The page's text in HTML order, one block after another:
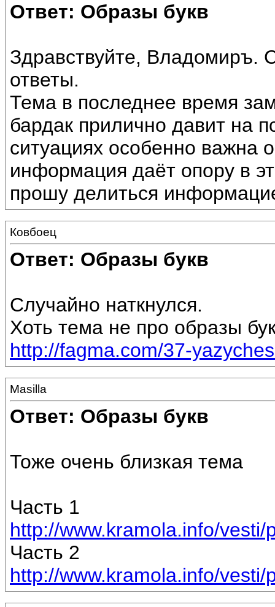
Ответ: Образы букв
Здравствуйте, Владомиръ.
ответы.
Тема в последнее время
бардак прилично давит на
ситуациях особенно важна
информация даёт опору в
прошу делиться
Ковбоец
Ответ: Образы букв
Случайно наткнулся.
Хоть тема не про образы
http://fagma.com/37-
Masilla
Ответ: Образы букв
Тоже очень близкая тема
Часть 1
http://www.kramola.info/vesti/
Часть 2
http://www.kramola.info/vesti/